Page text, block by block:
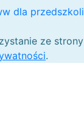
ze strony
.